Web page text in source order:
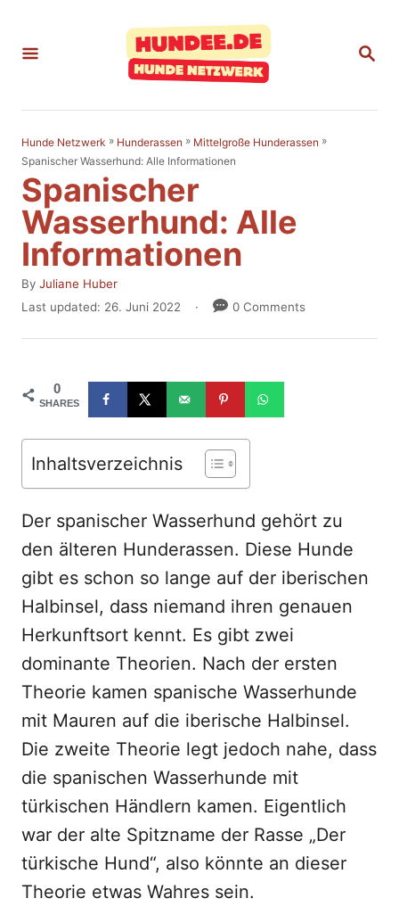
S
R
Hunde Netzwerk » Hunderassen » Mittelgroße Hunderassen »
Spanischer Wasserhund: Alle Informationen
Spanischer
Wasserhund: Alle
Informationen
By A
u
h
Juliane Huber
P
s
d
n
Last updated: 26. Juni 2022 0 Comments
0
SHARES
Inhaltsverzeichnis
Der spanischer Wasserhund gehört zu
den älteren Hunderassen. Diese Hunde
gibt es schon so lange auf der iberischen
Halbinsel, dass niemand ihren genauen
Herkunftsort kennt. Es gibt zwei
dominante Theorien. Nach der ersten
Theorie kamen spanische Wasserhunde
mit Mauren auf die iberische Halbinsel.
Die zweite Theorie legt jedoch nahe, dass
die spanischen Wasserhunde mit
türkischen Händlern kamen. Eigentlich
war der alte Spitzname der Rasse „Der
türkische Hund“, also könnte an dieser
Theorie etwas Wahres sein.